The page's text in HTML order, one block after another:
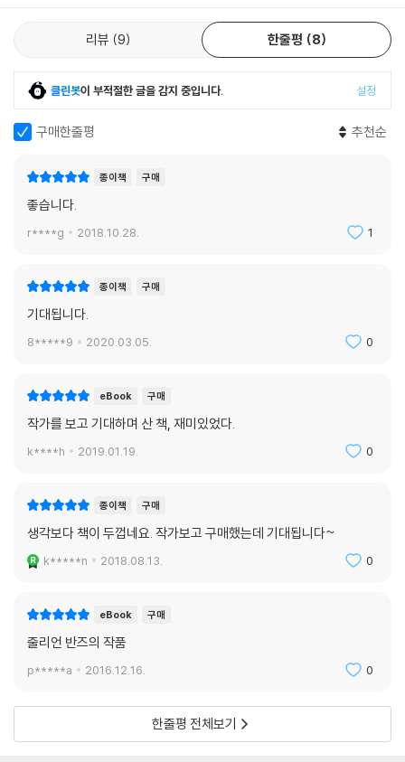
리뷰 9 한줄평 8
클린봇이 부적절한 글을 감지 중입니다. 설정
구매한줄평 추천순
종이책 구매
좋습니다.
r****g 2018.10.28. 1
종이책 구매
기대됩니다.
8*****9 2020.03.05. 0
eBook 구매
작가를 보고 기대하며 산 책, 재미있었다.
k****h 2019.01.19. 0
종이책 구매
생각보다 책이 두껍네요. 작가보고 구매했는데 기대됩니다~
k*****n 2018.08.13. 0
eBook 구매
줄리언 반즈의 작품
p*****a 2016.12.16. 0
한줄평 전체보기